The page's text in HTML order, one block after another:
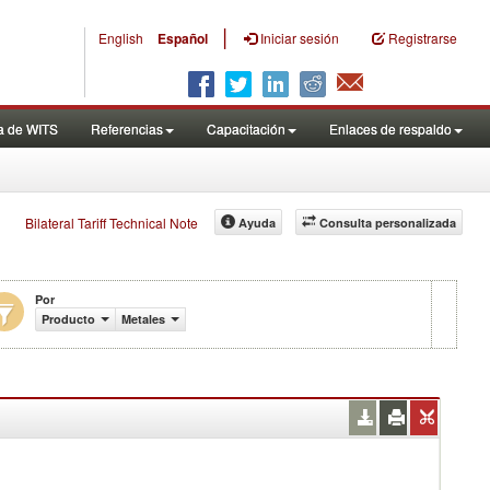
English Español | Iniciar sesión Registrarse
de WITS Referencias Capacitación Enlaces de respaldo
Bilateral Tariff Technical Note Consulta personalizada
Ayuda
Por
Producto
Metales